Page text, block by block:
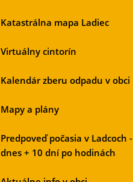
Katastrálna mapa Ladiec
Virtuálny cintorín
Kalendár zberu odpadu v obci
Mapy a plány
Predpoveď počasia v Ladcoch -
dnes + 10 dní po hodinách